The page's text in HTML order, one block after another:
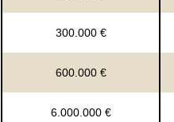
300.000 €
600.000 €
6.000.000 €